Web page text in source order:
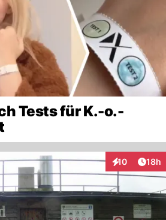
Tests für K.-o.-
10
Interaktionen
18h